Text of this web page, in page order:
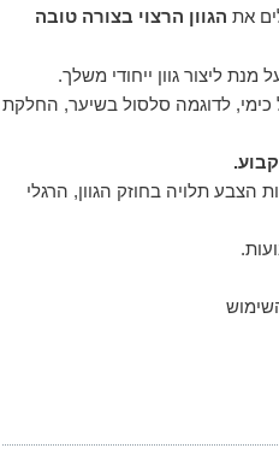
את הגוון הרצוי בצורה טובה
כימי, לדוגמה סלסול בשיער, החלקת
הצבע תלויה בחוזק הגוון, הרגלי